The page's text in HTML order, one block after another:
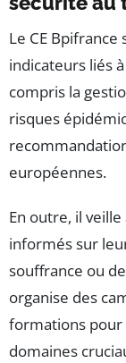
Le CE Bpifrance
indicateurs liés
compris la
risques
européennes.
En outre, il
informés sur
souffrance ou
organise des
formations pour
domaines